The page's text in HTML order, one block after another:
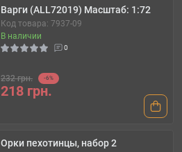
Варги (ALL72019) Масштаб: 1:72
Код товара: 7937-09
В наличии
0
232 грн. -6%
218 грн.
Орки пехотинцы, набор 2